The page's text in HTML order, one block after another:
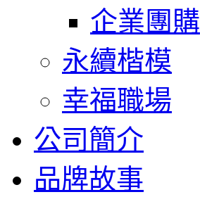
企業團購
永續楷模
幸福職場
公司簡介
品牌故事